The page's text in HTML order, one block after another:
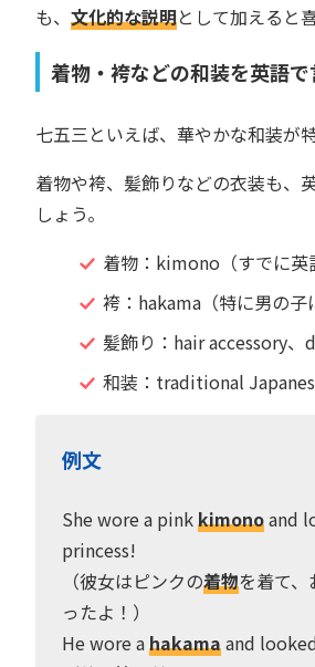
も、 文化的な説明として加えると
着物・袴などの和装を英語で
七五三といえば、華やかな和装が
着物や袴、髪飾りなどの衣装も、
しょう。
着物：kimono（すでに英
袴：hakama（特に男の子
髪飾り：hair accessory
和装：traditional
例文
She wore a pinkkimonoand
princess!
（彼女はピンクの着物を着て
ったよ！）
He wore ahakamaand